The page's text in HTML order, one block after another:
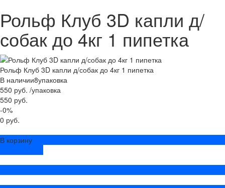
Рольф Клуб 3D капли д/
собак до 4кг 1 пипетка
Рольф Клуб 3D капли д/собак до 4кг 1 пипетка
В наличии8упаковка
550 руб. /упаковка
550 руб.
-0%
0 руб.
В корзину